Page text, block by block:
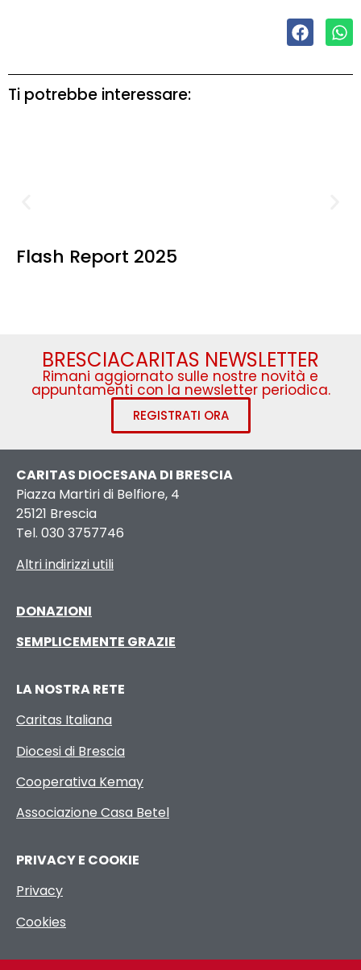
Ti potrebbe interessare:
Flash Report 2025
BRESCIACARITAS NEWSLETTER
Rimani aggiornato sulle nostre novità e
appuntamenti con la newsletter periodica.
REGISTRATI ORA
CARITAS DIOCESANA DI BRESCIA
Piazza Martiri di Belfiore, 4
25121 Brescia
Tel. 030 3757746
Altri indirizzi utili
DONAZIONI
SEMPLICEMENTE GRAZIE
LA NOSTRA RETE
Caritas Italiana
Diocesi di Brescia
Cooperativa Kemay
Associazione Casa Betel
PRIVACY E COOKIE
Privacy
Cookies